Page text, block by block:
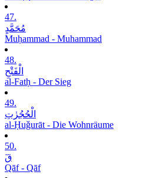
47.
مُحَمَّدٍ
Muḥammad - Muhammad
48.
الْفَتْحِ
al-Fatḥ - Der Sieg
49.
الْحُجُرٰتِ
al-Ḥuǧurāt - Die Wohnräume
50.
قٓ
Qāf - Qāf